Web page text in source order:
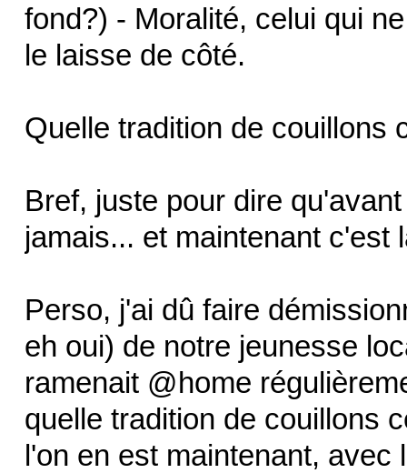
fond?) - Moralité, celui qui
le laisse de côté.
Quelle tradition de couillons
Bref, juste pour dire
jamais... et maintenant c'est
Perso, j'ai dû faire
eh oui) de notre jeunesse
ramenait @home
quelle tradition de couillons
l'on en est maintenant,